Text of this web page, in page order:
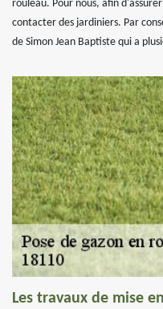
rouleau. Pour nous, afin
contacter des jardiniers. Par
de Simon Jean Baptiste qui a
Les travaux de mise